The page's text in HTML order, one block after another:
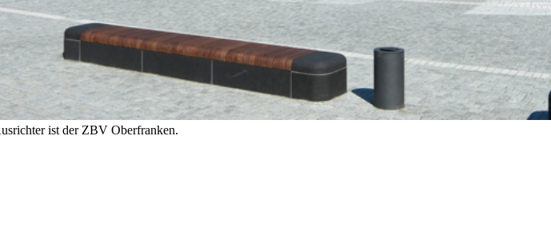
ist der ZBV Oberfranken.